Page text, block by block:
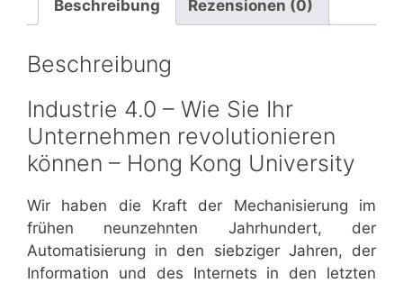
Beschreibung Rezensionen (0)
Beschreibung
Industrie 4.0 – Wie Sie Ihr
Unternehmen revolutionieren
können – Hong Kong University
Wir haben die Kraft der Mechanisierung im
frühen neunzehnten Jahrhundert, der
Automatisierung in den siebziger Jahren, der
Information und des Internets in den letzten